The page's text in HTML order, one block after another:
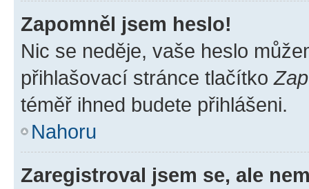
Zapomněl jsem heslo!
Nic se neděje, vaše heslo
přihlašovací stránce tlačítko
téměř ihned budete přihlášeni.
Nahoru
Zaregistroval jsem se, ale